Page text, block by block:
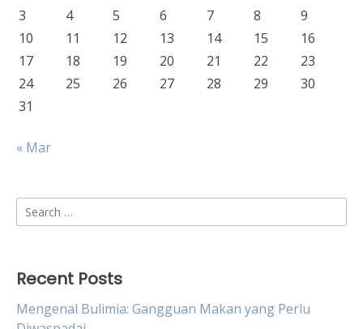
3
4 5 6 7 8
9
10
11 12 13 14 15
16
17
18 19 20 21 22
23
24
25 26 27 28 29
30
31
« Mar
Search
for:
Recent Posts
Mengenal Bulimia: Gangguan Makan yang Perlu